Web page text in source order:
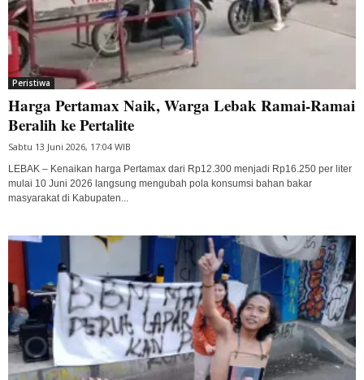
Peristiwa
Harga Pertamax Naik, Warga Lebak Ramai-Ramai
Beralih ke Pertalite
Sabtu 13 Juni 2026, 17:04 WIB
LEBAK – Kenaikan harga Pertamax dari Rp12.300 menjadi Rp16.250 per liter
mulai 10 Juni 2026 langsung mengubah pola konsumsi bahan bakar
masyarakat di Kabupaten...